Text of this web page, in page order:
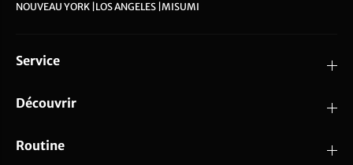
NOUVEAU YORK |LOS ANGELES |MISUMI
Service
Découvrir
Routine